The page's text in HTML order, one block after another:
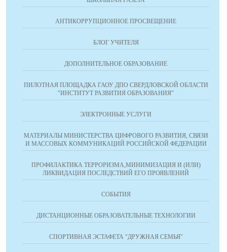
АНТИКОРРУПЦИОННОЕ ПРОСВЕЩЕНИЕ
БЛОГ УЧИТЕЛЯ
ДОПОЛНИТЕЛЬНОЕ ОБРАЗОВАНИЕ
ПИЛОТНАЯ ПЛОЩАДКА ГАОУ ДПО СВЕРДЛОВСКОЙ ОБЛАСТИ
"ИНСТИТУТ РАЗВИТИЯ ОБРАЗОВАНИЯ"
ЭЛЕКТРОННЫЕ УСЛУГИ
МАТЕРИАЛЫ МИНИСТЕРСТВА ЦИФРОВОГО РАЗВИТИЯ, СВЯЗИ
И МАССОВЫХ КОММУНИКАЦИЙ РОССИЙСКОЙ ФЕДЕРАЦИИ
ПРОФИЛАКТИКА ТЕРРОРИЗМА,МИНИМИЗАЦИЯ И (ИЛИ)
ЛИКВИДАЦИЯ ПОСЛЕДСТВИЙ ЕГО ПРОЯВЛЕНИЙ
СОБЫТИЯ
ДИСТАНЦИОННЫЕ ОБРАЗОВАТЕЛЬНЫЕ ТЕХНОЛОГИИ
СПОРТИВНАЯ ЭСТАФЕТА "ДРУЖНАЯ СЕМЬЯ"